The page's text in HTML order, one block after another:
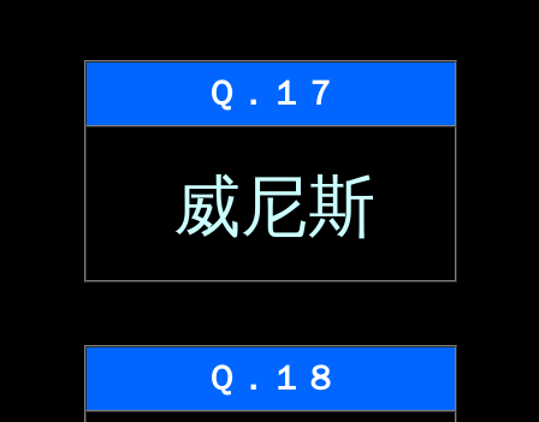
Ｑ．１７
威尼斯
Ｑ．１８